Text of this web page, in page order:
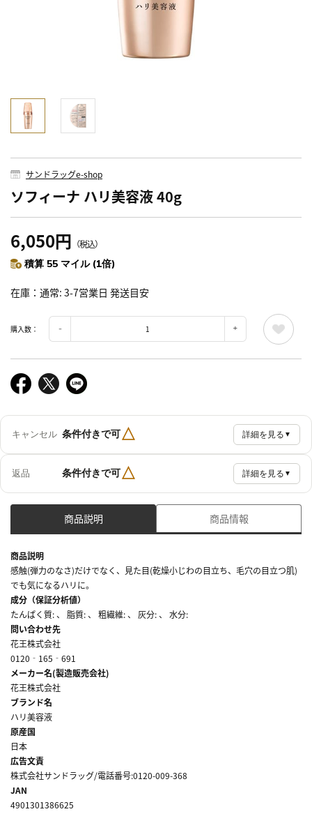
サンドラッグe-shop
ソフィーナ ハリ美容液 40g
6,050円 （税込）
積算 55 マイル (1倍)
在庫 通常: 3-7営業日 発送目安
購入数：
キャンセル 条件付きで可△ 詳細を見る ▼
返品 条件付きで可△ 詳細を見る ▼
商品説明 商品情報
商品説明
感触(弾力のなさ)だけでなく、見た目(乾燥小じわの目立ち、毛穴の目立つ肌)
でも気になるハリに。
成分（保証分析値）
たんぱく質: 、 脂質: 、 粗繊維: 、 灰分: 、 水分:
問い合わせ先
花王株式会社
0120‐165‐691
メーカー名(製造販売会社)
花王株式会社
ブランド名
ハリ美容液
原産国
日本
広告文責
株式会社サンドラッグ/電話番号:0120-009-368
JAN
4901301386625